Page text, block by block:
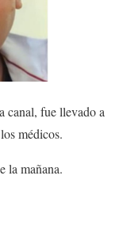
canal, fue llevado a
médicos.
la mañana.